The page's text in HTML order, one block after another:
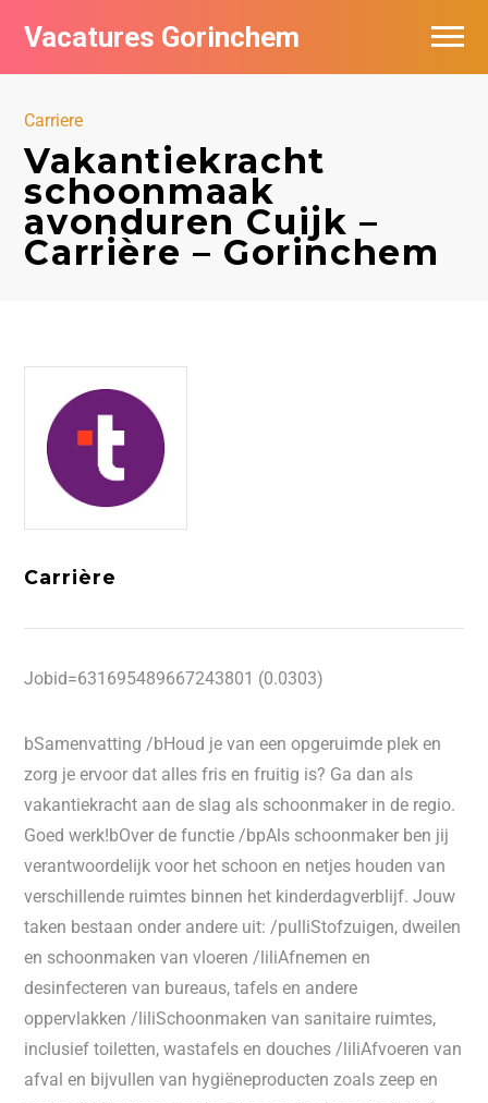
Vacatures Gorinchem
Carriere
Vakantiekracht
schoonmaak
avonduren Cuijk –
Carrière – Gorinchem
Carrière
Jobid=631695489667243801 (0.0303)
bSamenvatting /bHoud je van een opgeruimde plek en
zorg je ervoor dat alles fris en fruitig is? Ga dan als
vakantiekracht aan de slag als schoonmaker in de regio.
Goed werk!bOver de functie /bpAls schoonmaker ben jij
verantwoordelijk voor het schoon en netjes houden van
verschillende ruimtes binnen het kinderdagverblijf. Jouw
taken bestaan onder andere uit: /pulliStofzuigen, dweilen
en schoonmaken van vloeren /liliAfnemen en
desinfecteren van bureaus, tafels en andere
oppervlakken /liliSchoonmaken van sanitaire ruimtes,
inclusief toiletten, wastafels en douches /liliAfvoeren van
afval en bijvullen van hygiëneproducten zoals zeep en
Vacatures bij bedrijven in Gorinchem
Nieuwsbrief feed